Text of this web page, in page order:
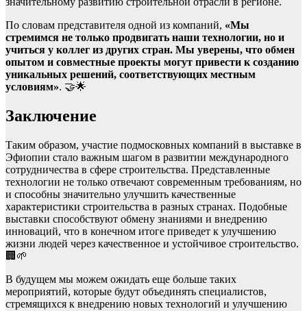
По словам представителя одной из компаний, «Мы
стремимся не только продвигать наши технологии, но и
учиться у коллег из других стран. Мы уверены, что обмен
опытом и совместные проекты могут привести к созданию
уникальных решений, соответствующих местным
условиям». 🤝🌟
Заключение
Таким образом, участие подмосковных компаний в выставке в
Эфиопии стало важным шагом в развитии международного
сотрудничества в сфере строительства. Представленные
технологии не только отвечают современным требованиям, но
и способны значительно улучшить качественные
характеристики строительства в разных странах. Подобные
выставки способствуют обмену знаниями и внедрению
инноваций, что в конечном итоге приведет к улучшению
жизни людей через качественное и устойчивое строительство.
🏢🌱
В будущем мы можем ожидать еще больше таких
мероприятий, которые будут объединять специалистов,
стремящихся к внедрению новых технологий и улучшению